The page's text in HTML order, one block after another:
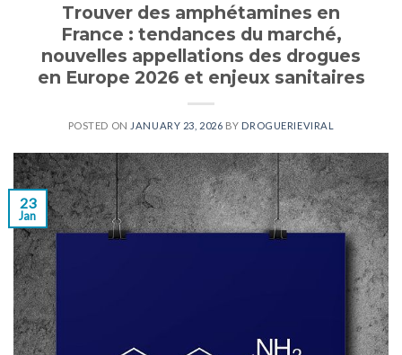
Trouver des amphétamines en
France : tendances du marché,
nouvelles appellations des drogues
en Europe 2026 et enjeux sanitaires
POSTED ON JANUARY 23, 2026 BY DROGUERIEVIRAL
23
Jan